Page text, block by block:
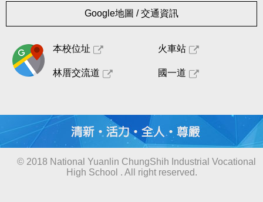
Google地圖 / 交通資訊
本校位址 火車站
林厝交流道 國一道
© 2018 National Yuanlin ChungShih Industrial Vocational
High School . All right reserved.